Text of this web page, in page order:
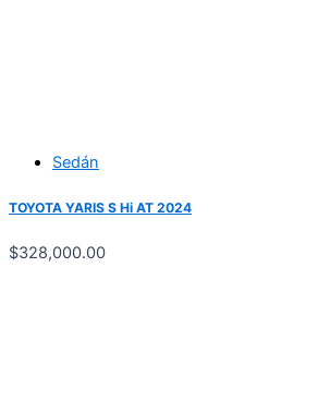
Sedán
TOYOTA YARIS S Hi AT 2024
$328,000.00